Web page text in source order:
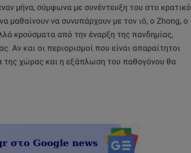
μήνα, σύμφωνα με συνέντευξη του στο κρατικό
να συνυπάρχουν με τον ιό, ο Zhong, ο
κρούσματα από την έναρξη της πανδημίας,
Αν και οι περιορισμοί που είναι απαραίτητοι
της χώρας και η εξάπλωση του παθογόνου θα